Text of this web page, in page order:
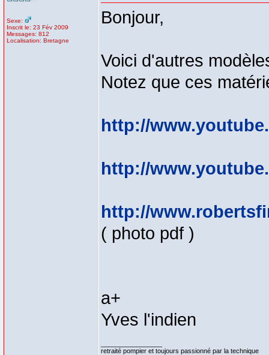
Sexe:
Inscrit le: 23 Fév 2009
Messages: 812
Localisation: Bretagne
Bonjour,
Voici d'autres
Notez que ces
http://
http://
http://
( photo pdf )
a+
Yves l'indien
retraité pompier et toujours passionné par la technique